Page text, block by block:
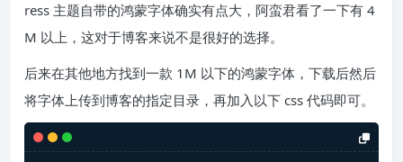
ress 主题自带的鸿蒙字体确实有点大，阿蛮君看了一下有 4
M 以上，这对于博客来说不是很好的选择。
后来在其他地方找到一款 1M 以下的鸿蒙字体，下载后然后
将字体上传到博客的指定目录，再加入以下 css 代码即可。